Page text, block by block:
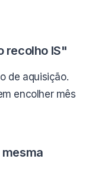
recolho IS"
de aquisição.
encolher mês